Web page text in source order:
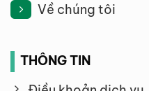
Về chúng tôi
THÔNG TIN